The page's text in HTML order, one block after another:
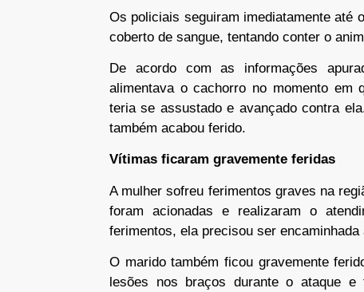
Os policiais seguiram imediatamente até
coberto de sangue, tentando conter o
De acordo com as informações
alimentava o cachorro no momento em
teria se assustado e avançado contra
também acabou ferido.
Vítimas ficaram gravemente feridas
A mulher sofreu ferimentos graves na
foram acionadas e realizaram o
ferimentos, ela precisou ser
O marido também ficou gravemente
lesões nos braços durante o ataque